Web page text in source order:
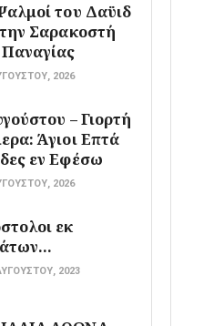
του Δαϋιδ
Σαρακοστή
2026
– Γιορτή
Άγιοι Επτά
εν Εφέσω
2026
εκ
2023